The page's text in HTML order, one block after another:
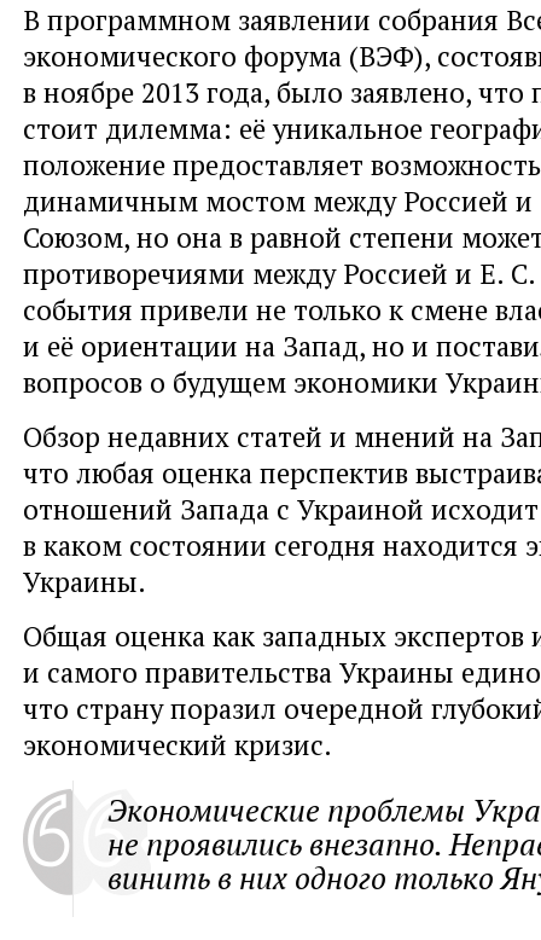
В программном заявлении собрания
экономического форума (ВЭФ),
в ноябре 2013 года, было заявлено,
стоит дилемма: её уникальное
положение предоставляет
динамичным мостом между Россией и
Союзом, но она в равной степени
противоречиями между Россией и Е.
события привели не только к смене
и её ориентации на Запад, но и
вопросов о будущем экономики
Обзор недавних статей и мнений на
что любая оценка перспектив
отношений Запада с Украиной исходит
в каком состоянии сегодня находится
Украины.
Общая оценка как западных экспертов
и самого правительства Украины
что страну поразил очередной
экономический кризис.
Экономические проблемы
не проявились внезапно.
винить в них одного только